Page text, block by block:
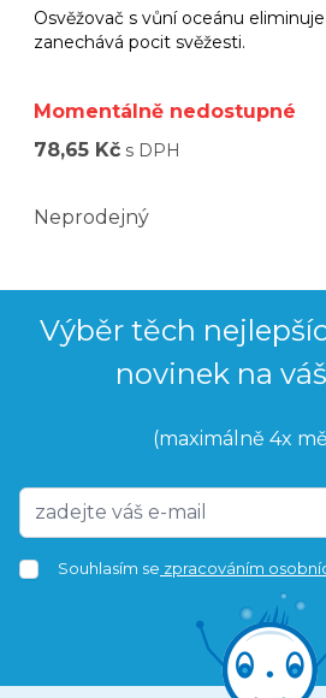
Osvěžovač s vůní oceánu
zanechává pocit svěžesti.
Momentálně nedostupné
78,65 Kč s DPH
Neprodejný
Výběr těch
novinek na
(maximálně 4x
Souhlasím se zpracováním